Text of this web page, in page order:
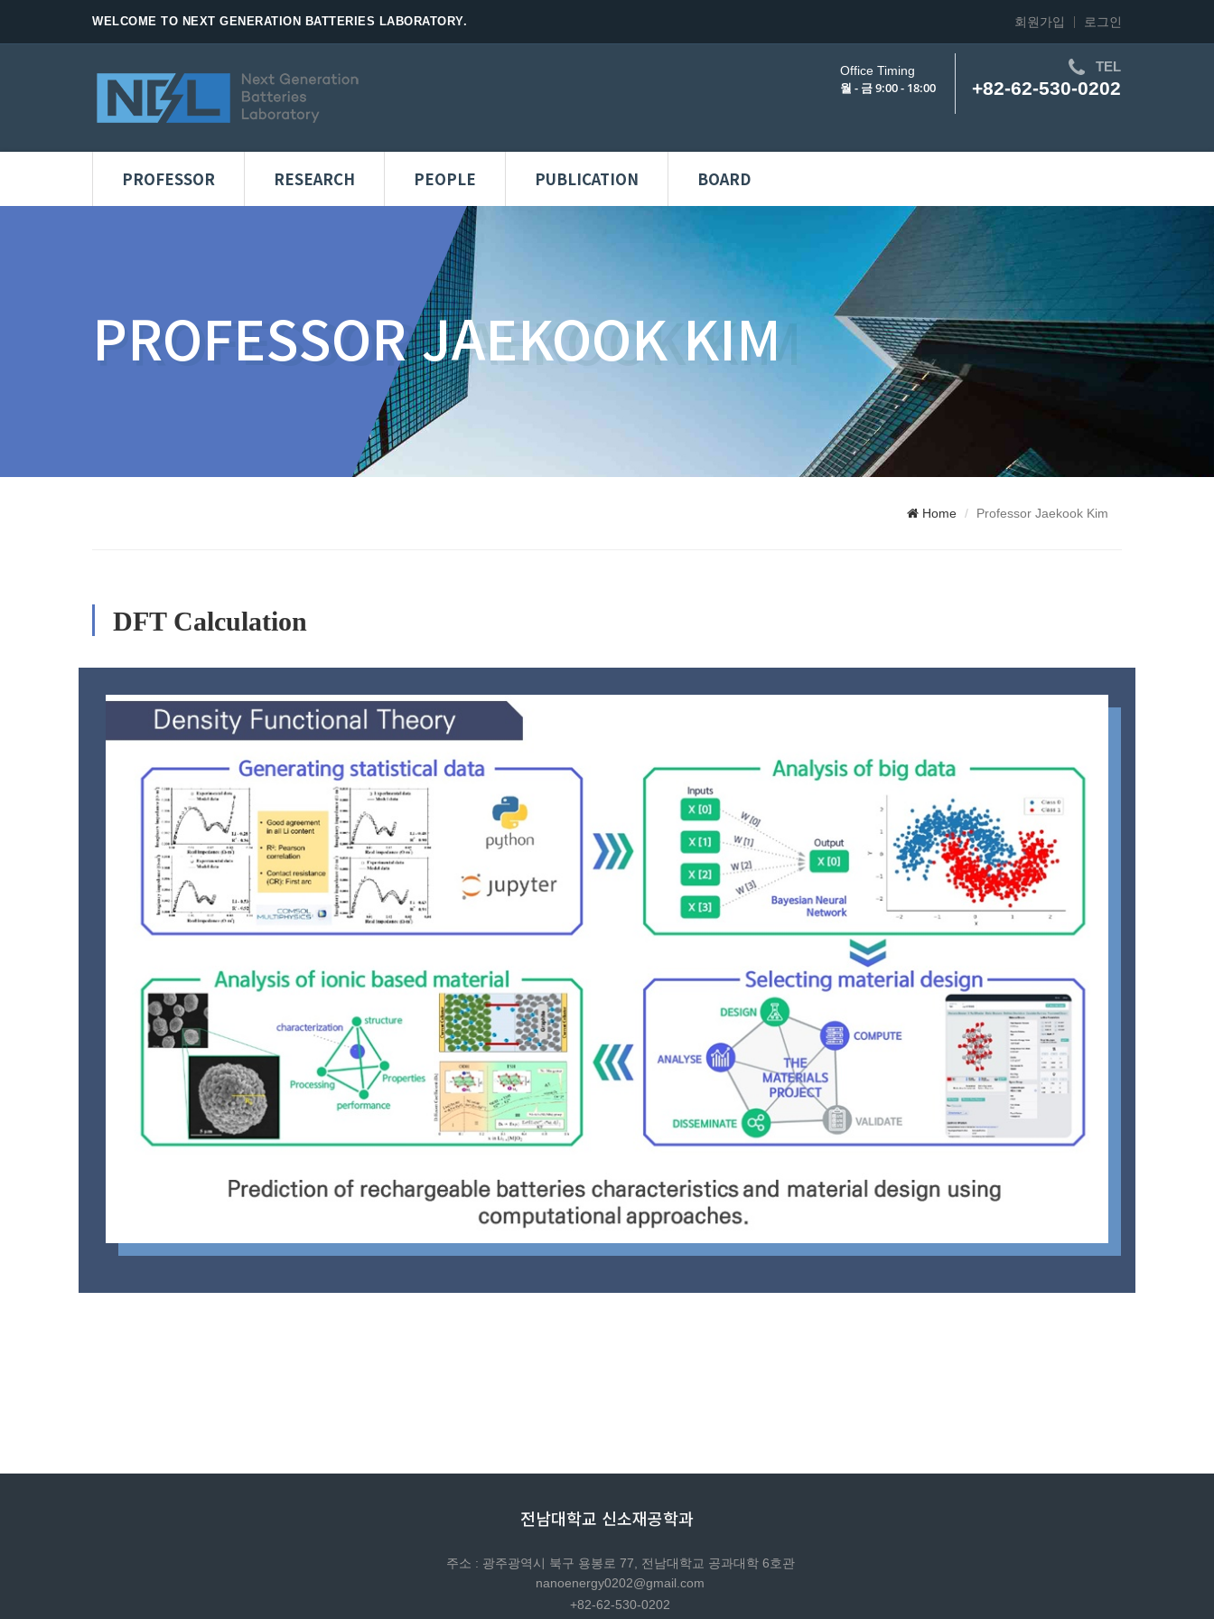
WELCOME TO NEXT GENERATION BATTERIES LABORATORY. 회원가입 로그인
Office Timing
월 - 금 9:00 - 18:00
TEL
+82-62-530-0202
PROFESSOR RESEARCH PEOPLE PUBLICATION BOARD
PROFESSOR JAEKOOK KIM
Home Professor Jaekook Kim
DFT Calculation
전남대학교 신소재공학과
주소 : 광주광역시 북구 용봉로 77, 전남대학교 공과대학 6호관
nanoenergy0202@gmail.com
+82-62-530-0202